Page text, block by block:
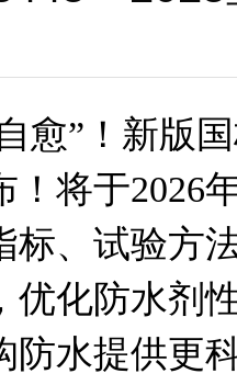
愈”！新版
！将于2026
标、试验方
优化防水剂
防水提供更